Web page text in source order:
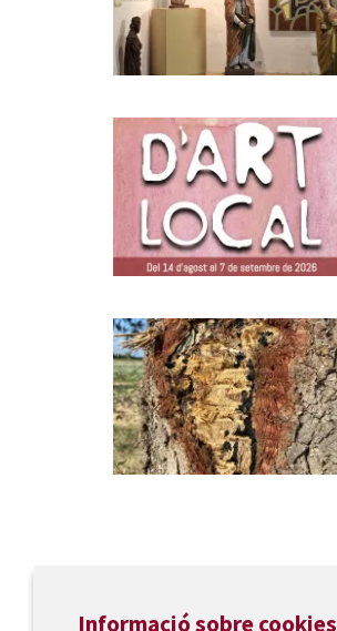
Informació sobre cookies